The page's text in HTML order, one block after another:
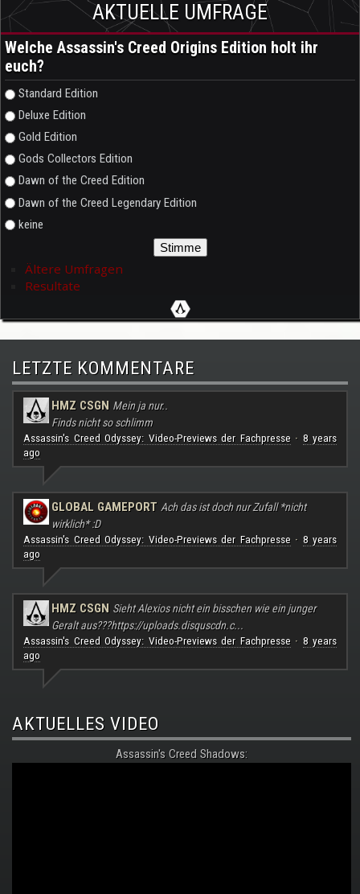
AKTUELLE UMFRAGE
Welche Assassin's Creed Origins Edition holt ihr
euch?
Auswahlmöglichkeiten
Standard Edition
Deluxe Edition
Gold Edition
Gods Collectors Edition
Dawn of the Creed Edition
Dawn of the Creed Legendary Edition
keine
Ältere Umfragen
Resultate
LETZTE KOMMENTARE
HMZ CSGN Mein ja nur..
Finds nicht so schlimm
Assassin's Creed Odyssey: Video-Previews der Fachpresse· 8 years
ago
GLOBAL GAMEPORT Ach das ist doch nur Zufall *nicht
wirklich* :D
Assassin's Creed Odyssey: Video-Previews der Fachpresse· 8 years
ago
HMZ CSGN Sieht Alexios nicht ein bisschen wie ein junger
Geralt aus???https://uploads.disquscdn.c...
Assassin's Creed Odyssey: Video-Previews der Fachpresse· 8 years
ago
AKTUELLES VIDEO
Assassin's Creed Shadows: